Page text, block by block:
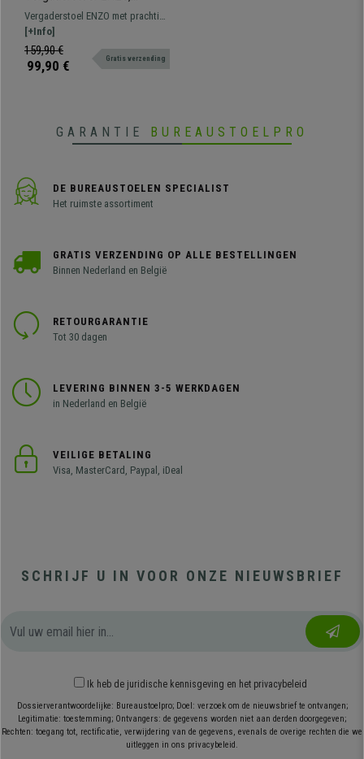
Comfortabel en Praktisch,
Stapelbaar, kleur Wit
Vergaderstoel ENZO met prachtig
avant-garde design. Perfect voor
wachtkamers of vergaderruimtes.
Verkrijgbaar in verschillende
[+Info]
159,90 €
99,90 € Gratis verzending
GARANTIE BUREAUSTOELPRO
DE BUREAUSTOELEN SPECIALIST
Het ruimste assortiment
GRATIS VERZENDING OP ALLE BESTELLINGEN
Binnen Nederland en België
RETOURGARANTIE
Tot 30 dagen
LEVERING BINNEN 3-5 WERKDAGEN
in Nederland en België
VEILIGE BETALING
Visa, MasterCard, Paypal, iDeal
SCHRIJF U IN VOOR ONZE NIEUWSBRIEF
Ik heb de juridische kennisgeving en het privacybeleid
Dossierverantwoordelijke: Bureaustoelpro; Doel: verzoek om de nieuwsbrief te ontvangen;
Legitimatie: toestemming; Ontvangers: de gegevens worden niet aan derden doorgegeven;
Rechten: toegang tot, rectificatie, verwijdering van de gegevens, evenals de overige rechten die we
uitleggen in ons privacybeleid.